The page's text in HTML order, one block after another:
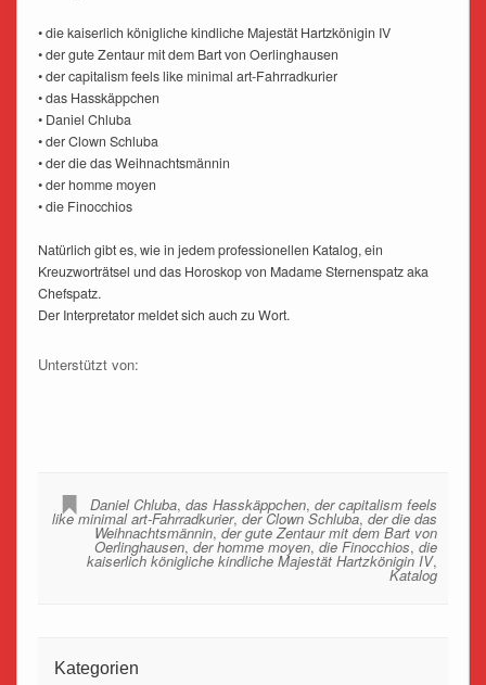
• die kaiserlich königliche kindliche Majestät Hartzkönigin IV
• der gute Zentaur mit dem Bart von Oerlinghausen
• der capitalism feels like minimal art-Fahrradkurier
• das Hasskäppchen
• Daniel Chluba
• der Clown Schluba
• der die das Weihnachtsmännin
• der homme moyen
• die Finocchios
Natürlich gibt es, wie in jedem professionellen Katalog, ein
Kreuzworträtsel und das Horoskop von Madame Sternenspatz aka
Chefspatz.
Der Interpretator meldet sich auch zu Wort.
Unterstützt von:
Daniel Chluba,das Hasskäppchen,der capitalism feels
like minimal art-Fahrradkurier,der Clown Schluba,der die das
Weihnachtsmännin,der gute Zentaur mit dem Bart von
Oerlinghausen,der homme moyen,die Finocchios,die
kaiserlich königliche kindliche Majestät Hartzkönigin IV,
Katalog
Kategorien